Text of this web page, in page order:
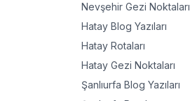
Nevşehir Gezi Noktaları
Hatay Blog Yazıları
Hatay Rotaları
Hatay Gezi Noktaları
Şanlıurfa Blog Yazıları